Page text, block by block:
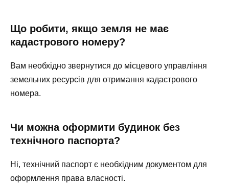
Що робити, якщо земля не має
кадастрового номеру?
Вам необхідно звернутися до місцевого управління
земельних ресурсів для отримання кадастрового
номера.
Чи можна оформити будинок без
технічного паспорта?
Ні, технічний паспорт є необхідним документом для
оформлення права власності.